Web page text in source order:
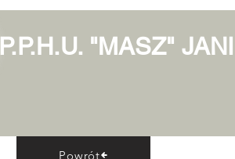
P.P.H.U. "MASZ"
Powrót